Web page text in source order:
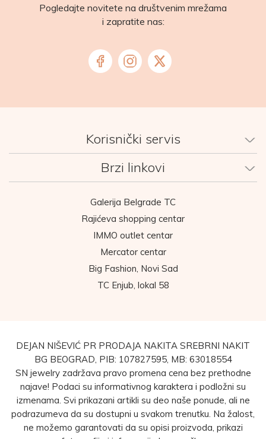
Pogledajte novitete na društvenim mrežama
i zapratite nas:
Korisnički servis
Brzi linkovi
Galerija Belgrade TC
Rajićeva shopping centar
IMMO outlet centar
Mercator centar
Big Fashion, Novi Sad
TC Enjub, lokal 58
DEJAN NIŠEVIĆ PR PRODAJA NAKITA SREBRNI NAKIT
BG BEOGRAD, PIB: 107827595, MB: 63018554
SN jewelry zadržava pravo promena cena bez prethodne
najave! Podaci su informativnog karaktera i podložni su
izmenama. Svi prikazani artikli su deo naše ponude, ali ne
podrazumeva da su dostupni u svakom trenutku. Na žalost,
ne možemo garantovati da su opisi proizvoda, prikazi